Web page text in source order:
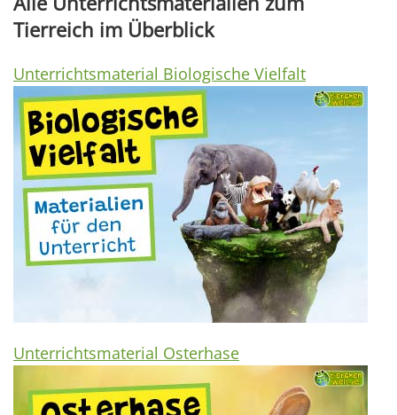
Tierreich im Überblick
Unterrichtsmaterial Biologische Vielfalt
Unterrichtsmaterial Osterhase